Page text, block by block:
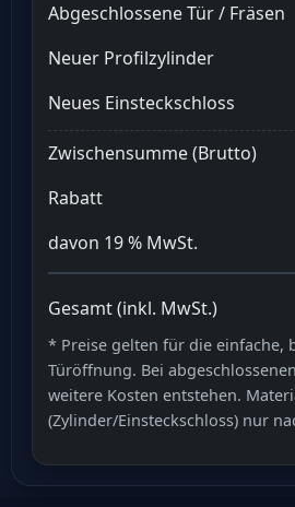
Abgeschlossene Tür / Fräsen
Neuer Profilzylinder
Neues Einsteckschloss
Zwischensumme (Brutto)
Rabatt
davon 19 % MwSt.
Gesamt (inkl. MwSt.)
* Preise gelten für die einfache,
Türöffnung. Bei
weitere Kosten entstehen.
(Zylinder/Einsteckschloss) nur